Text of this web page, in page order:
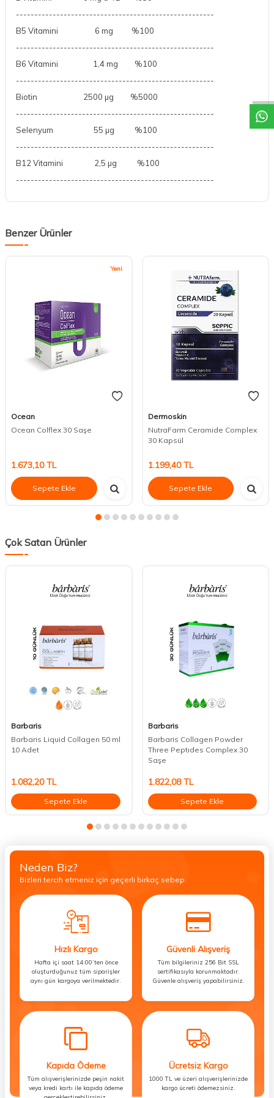
------------------------------------------------------
B5 Vitamini
6 mg
%100
------------------------------------------------------
B6 Vitamini
1,4 mg
%100
------------------------------------------------------
Biotin
2500 µg
%5000
------------------------------------------------------
Selenyum
55 µg
%100
------------------------------------------------------
B12 Vitamini
2,5 µg
%100
------------------------------------------------------
Benzer Ürünler
Yeni
Ocean
Ocean Colflex 30 Saşe
1.673,10TL
Sepete Ekle
Dermoskin
NutraFarm Ceramide Complex
30 Kapsül
1.199,40TL
Sepete Ekle
Çok Satan Ürünler
Barbaris
Barbaris Liquid Collagen 50 ml
10 Adet
1.082,20TL
Sepete Ekle
Barbaris
Barbaris Collagen Powder
Three Peptıdes Complex 30
Saşe
1.822,08TL
Sepete Ekle
Neden Biz?
Bizleri tercih etmeniz için geçerli birkaç sebep.
Hızlı Kargo
Hafta içi saat 14:00’ten önce
oluşturduğunuz tüm siparişler
aynı gün kargoya verilmektedir.
Güvenli Alışveriş
Tüm bilgileriniz 256 Bit SSL
sertifikasıyla korunmaktadır.
Güvenle alışveriş yapabilirsiniz.
Kapıda Ödeme
Tüm alışverişlerinizde peşin nakit
veya kredi kartı ile kapıda ödeme
Ücretsiz Kargo
1000 TL ve üzeri alışverişlerinizde
kargo ücreti ödemezsiniz.